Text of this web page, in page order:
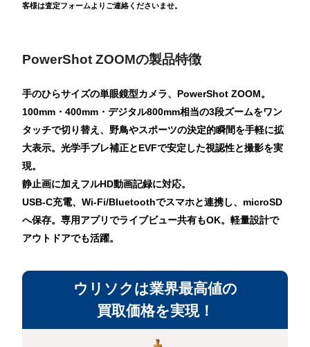
客様は査定フォームよりご連絡くださいませ。
PowerShot ZOOMの製品特徴
手のひらサイズの単眼鏡型カメラ、PowerShot ZOOM。
100mm・400mm・デジタル800mm相当の3段ズームをワン
タッチで切り替え、野鳥やスポーツの決定的瞬間を手軽に拡
大表示。光学手ブレ補正とEVFで安定した視認性と撮影を実
現。
静止画に加えフルHD動画記録に対応。
USB-C充電、Wi-Fi/Bluetoothでスマホと連携し、microSD
へ保存。専用アプリでライブビュー共有もOK。軽量設計で
アウトドアでも活躍。
ウリソクは業界最高値の
買取価格を実現！